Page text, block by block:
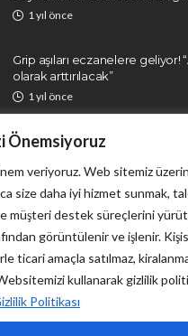
Önemsiyoruz
veriyoruz. Web sitemiz
size daha iyi hizmet sunmak,
müşteri destek süreçlerini
görüntülenir ve işlenir.
ticari amaçla satılmaz,
kullanarak gizlilik
Politikası
1 yıl önce
Grip aşıları eczanelere geliyor!
olarak arttırılacak”
1 yıl önce
İletişim Gizlilik Politikası